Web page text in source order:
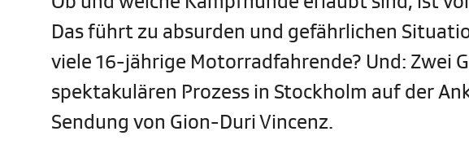
Das führt zu absurden und gefährlichen
viele 16-jährige Motorradfahrende? Und: Zwei
spektakulären Prozess in Stockholm auf der
Sendung von Gion-Duri Vincenz.